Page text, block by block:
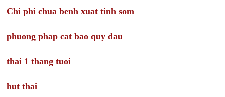
Chi phi chua benh xuat tinh som
phuong phap cat bao quy dau
thai 1 thang tuoi
hut thai